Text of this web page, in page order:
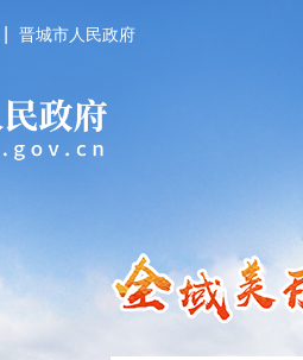
晋城市人民政府